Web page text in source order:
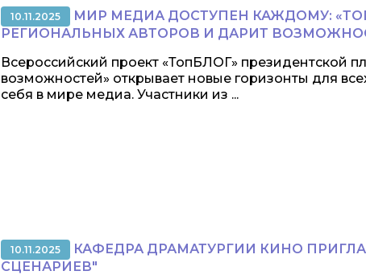
10.11.2025
МИР МЕДИА ДОСТУПЕН КАЖДОМУ:
РЕГИОНАЛЬНЫХ АВТОРОВ И ДАРИТ
Всероссийский проект «ТопБЛОГ» президентской
возможностей» открывает новые горизонты для
себя в мире медиа. Участники из ...
10.11.2025
КАФЕДРА ДРАМАТУРГИИ КИНО
СЦЕНАРИЕВ"